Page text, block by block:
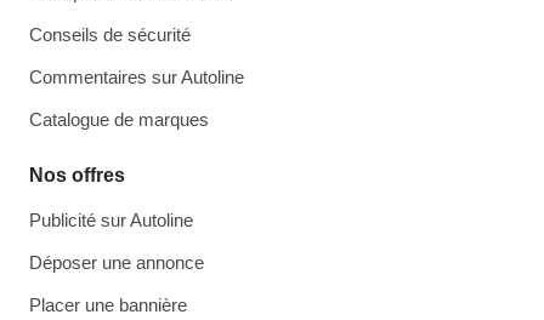
Conseils de sécurité
Commentaires sur Autoline
Catalogue de marques
Nos offres
Publicité sur Autoline
Déposer une annonce
Placer une bannière